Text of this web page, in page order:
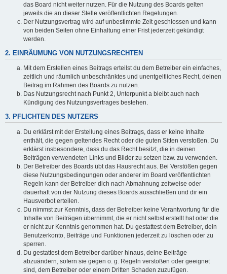
das Board nicht weiter nutzen. Für die Nutzung des Boards gelten
jeweils die an dieser Stelle veröffentlichten Regelungen.
Der Nutzungsvertrag wird auf unbestimmte Zeit geschlossen und kann
von beiden Seiten ohne Einhaltung einer Frist jederzeit gekündigt
werden.
2. EINRÄUMUNG VON NUTZUNGSRECHTEN
Mit dem Erstellen eines Beitrags erteilst du dem Betreiber ein einfaches,
zeitlich und räumlich unbeschränktes und unentgeltliches Recht, deinen
Beitrag im Rahmen des Boards zu nutzen.
Das Nutzungsrecht nach Punkt 2, Unterpunkt a bleibt auch nach
Kündigung des Nutzungsvertrages bestehen.
3. PFLICHTEN DES NUTZERS
Du erklärst mit der Erstellung eines Beitrags, dass er keine Inhalte
enthält, die gegen geltendes Recht oder die guten Sitten verstoßen. Du
erklärst insbesondere, dass du das Recht besitzt, die in deinen
Beiträgen verwendeten Links und Bilder zu setzen bzw. zu verwenden.
Der Betreiber des Boards übt das Hausrecht aus. Bei Verstößen gegen
diese Nutzungsbedingungen oder anderer im Board veröffentlichten
Regeln kann der Betreiber dich nach Abmahnung zeitweise oder
dauerhaft von der Nutzung dieses Boards ausschließen und dir ein
Hausverbot erteilen.
Du nimmst zur Kenntnis, dass der Betreiber keine Verantwortung für die
Inhalte von Beiträgen übernimmt, die er nicht selbst erstellt hat oder die
er nicht zur Kenntnis genommen hat. Du gestattest dem Betreiber, dein
Benutzerkonto, Beiträge und Funktionen jederzeit zu löschen oder zu
sperren.
Du gestattest dem Betreiber darüber hinaus, deine Beiträge
abzuändern, sofern sie gegen o. g. Regeln verstoßen oder geeignet
sind, dem Betreiber oder einem Dritten Schaden zuzufügen.